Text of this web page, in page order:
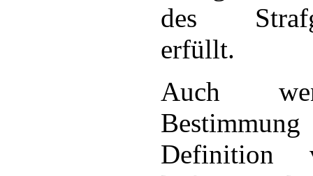
des
erfüllt.
Auch
Definition